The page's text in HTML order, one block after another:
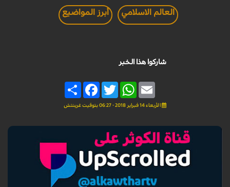
العالم الاسلامي أبرز المواضيع
شاركوا هذا الخبر
Share
FacebookTwitter
WhatsAppEmail
الأربعاء 14 فبراير 2018 - 06:27 بتوقيت غرينتش